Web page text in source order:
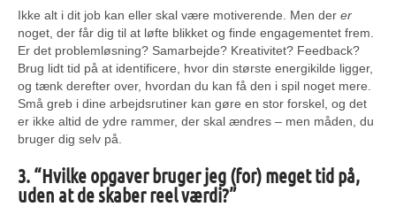
Ikke alt i dit job kan eller skal være motiverende. Men der er
noget, der får dig til at løfte blikket og finde engagementet frem.
Er det problemløsning? Samarbejde? Kreativitet? Feedback?
Brug lidt tid på at identificere, hvor din største energikilde ligger,
og tænk derefter over, hvordan du kan få den i spil noget mere.
Små greb i dine arbejdsrutiner kan gøre en stor forskel, og det
er ikke altid de ydre rammer, der skal ændres – men måden, du
bruger dig selv på.
3. “Hvilke opgaver bruger jeg (for) meget tid på,
uden at de skaber reel værdi?”